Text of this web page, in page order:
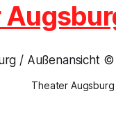
Theater